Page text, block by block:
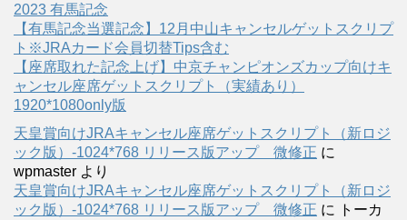
2023 有馬記念
【有馬記念当選記念】12月中山キャンセルゲットスクリプ
ト※JRAカード会員切替Tips含む
【座席取れた記念上げ】中京チャンピオンズカップ向けキ
ャンセル座席ゲットスクリプト（実績あり）
1920*1080only版
天皇賞向けJRAキャンセル座席ゲットスクリプト（新ロジ
ック版）-1024*768 リリース版アップ 微修正 に
wpmaster より
天皇賞向けJRAキャンセル座席ゲットスクリプト（新ロジ
ック版）-1024*768 リリース版アップ 微修正 に
トーカ